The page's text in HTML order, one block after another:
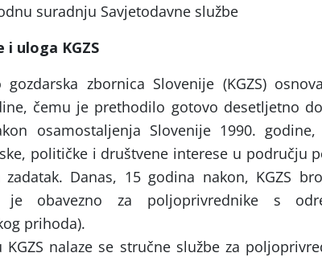
suradnju Savjetodavne službe
i uloga KGZS
gozdarska zbornica Slovenije (KGZS)
čemu je prethodilo gotovo desetljetno
osamostaljenja Slovenije 1990.
političke i društvene interese u području
zadatak. Danas, 15 godina nakon, KGZS
je obavezno za poljoprivrednike s
prihoda).
KGZS nalaze se stručne službe za